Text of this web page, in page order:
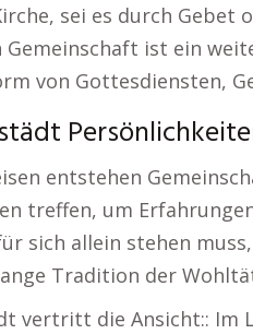
sei es durch Gebet
Gemeinschaft ist ein
von Gottesdiensten,
entstehen
treffen, um
sich allein stehen
Tradition der
vertritt die Ansicht::